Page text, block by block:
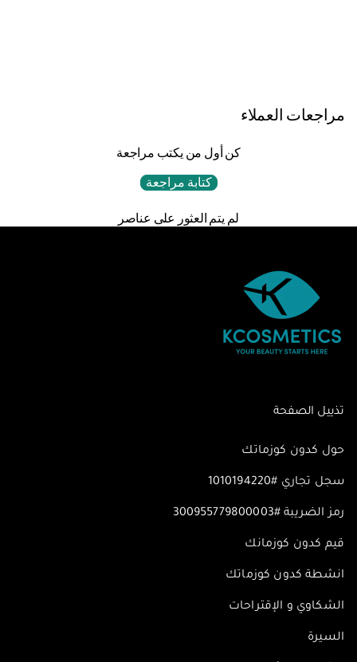
مراجعات العملاء
كن أول من يكتب مراجعة
كتابة مراجعة
لم يتم العثور على عناصر
تذييل الصفحة
حول كدون كوزماتك
سجل تجاري #1010194220
رمز الضريبة #300955779800003
قيم كدون كوزمانك
انشطة كدون كوزماتك
الشكاوي و الإقتراحات
السيرة